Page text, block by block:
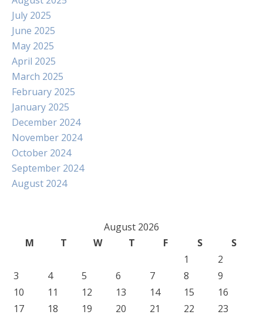
July 2025
June 2025
May 2025
April 2025
March 2025
February 2025
January 2025
December 2024
November 2024
October 2024
September 2024
August 2024
August 2026
M
T W T F S
S
1
2
3
4 5 6 7 8
9
10
11 12 13 14 15
16
17
18 19 20 21 22
23